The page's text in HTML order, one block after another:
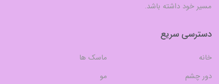
مسیر خود داشته باشد.
دسترسی سریع
خانه
ماسک ها
دور چشم
مو